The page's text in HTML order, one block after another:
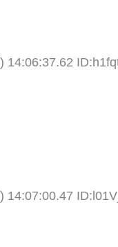
14:06:37.62
14:07:00.47